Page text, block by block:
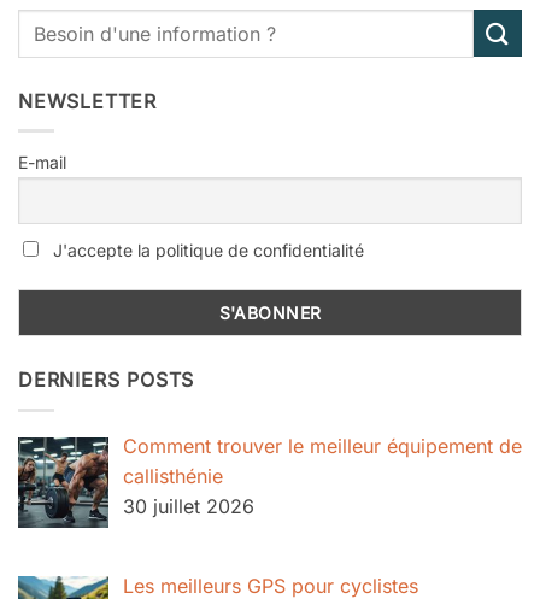
NEWSLETTER
E-mail
J'accepte la politique de confidentialité
DERNIERS POSTS
Comment trouver le meilleur équipement de
callisthénie
30 juillet 2026
Les meilleurs GPS pour cyclistes